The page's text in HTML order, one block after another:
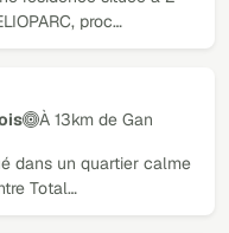
proc…
À 13km de Gan
dans un quartier calme
Total…